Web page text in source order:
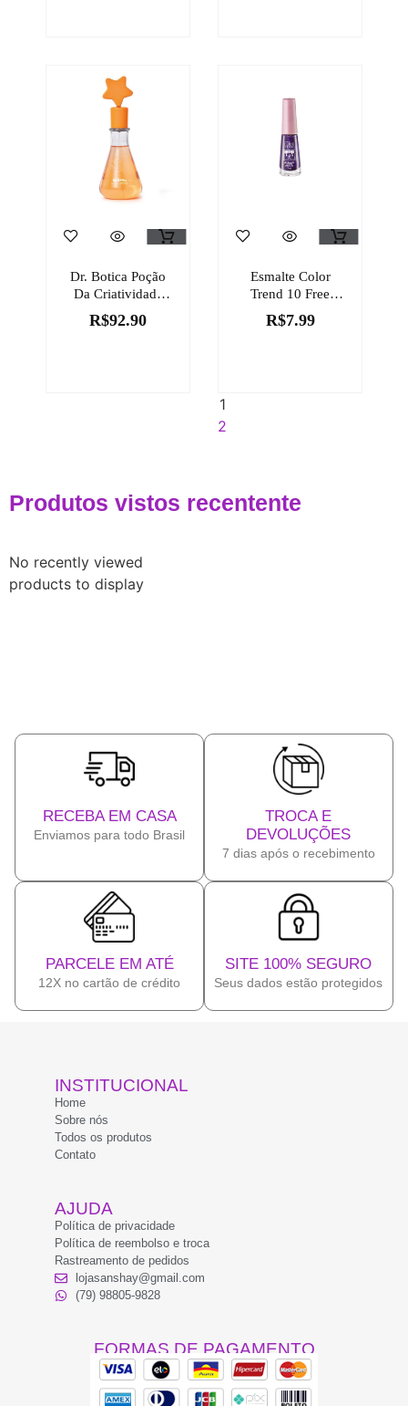
Dr. Botica Poção
Da Criatividade
Colônia Infantil
120ml
R$92.90
Esmalte Color
Trend 10 Free
Coleção Disney
R$7.99
1
2
Produtos vistos recentente
No recently viewed
products to display
RECEBA EM CASA
Enviamos para todo Brasil
TROCA E
DEVOLUÇÕES
7 dias após o recebimento
PARCELE EM ATÉ
12X no cartão de crédito
SITE 100% SEGURO
Seus dados estão protegidos
INSTITUCIONAL
Home
Sobre nós
Todos os produtos
Contato
AJUDA
Política de privacidade
Política de reembolso e troca
Rastreamento de pedidos
lojasanshay@gmail.com
(79) 98805-9828
FORMAS DE PAGAMENTO